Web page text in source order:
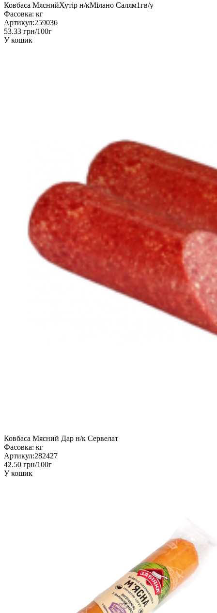
Ковбаса МяснийХутір н/кМілано Салям1гв/у
Фасовка: кг
Артикул:259036
53.33 грн/100г
У кошик
Ковбаса Мясний Дар н/к Сервелат
Фасовка: кг
Артикул:282427
42.50 грн/100г
У кошик